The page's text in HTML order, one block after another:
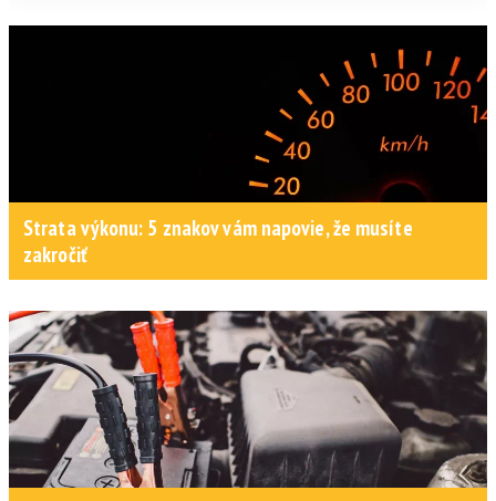
Strata výkonu: 5 znakov vám napovie, že musíte
zakročiť